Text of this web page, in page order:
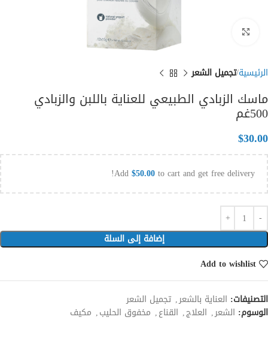
الرئيسيةتجميل الشعر
ماسك الزبادي الطبيعي للعناية باللبن والزبادي
500غم
$30.00
Add$50.00to cart and get free delivery!
إضافة إلى السلة
Add to wishlist
التصنيفات: العناية بالشعر, تجميل الشعر
الوسوم: الشعر, العلاج, القناع, مخفوق الحليب, مكيف